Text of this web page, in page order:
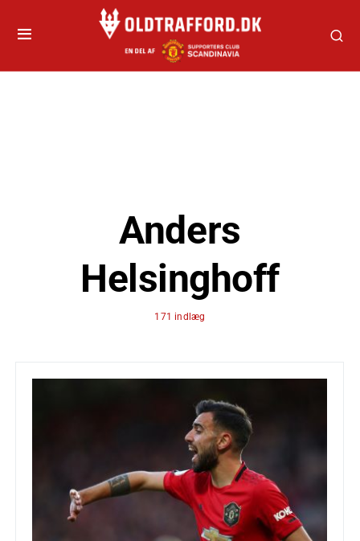
Anders
Helsinghoff
171 indlæg